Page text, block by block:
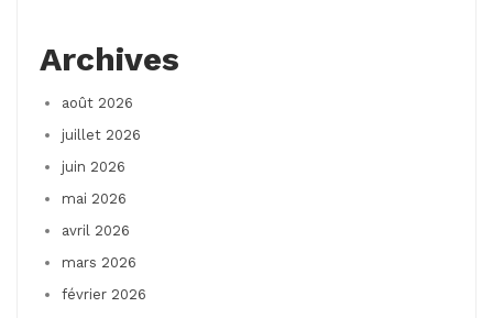
Archives
août 2026
juillet 2026
juin 2026
mai 2026
avril 2026
mars 2026
février 2026